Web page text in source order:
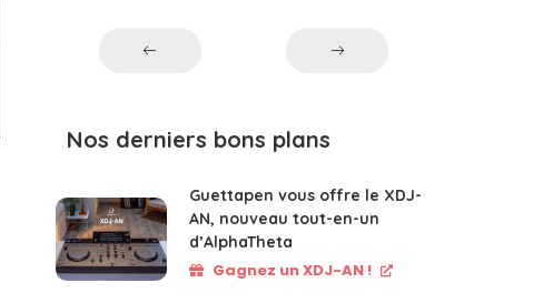
Nos derniers bons plans
Guettapen vous offre le XDJ-
AN, nouveau tout-en-un
d’AlphaTheta
Gagnez un XDJ-AN !